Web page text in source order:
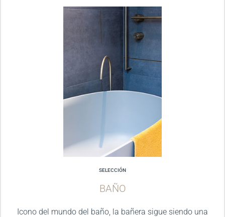
SELECCIÓN
BAÑO
Icono del mundo del baño, la bañera sigue siendo una